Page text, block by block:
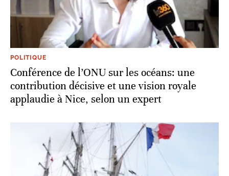
POLITIQUE
Conférence de l’ONU sur les océans: une
contribution décisive et une vision royale
applaudie à Nice, selon un expert